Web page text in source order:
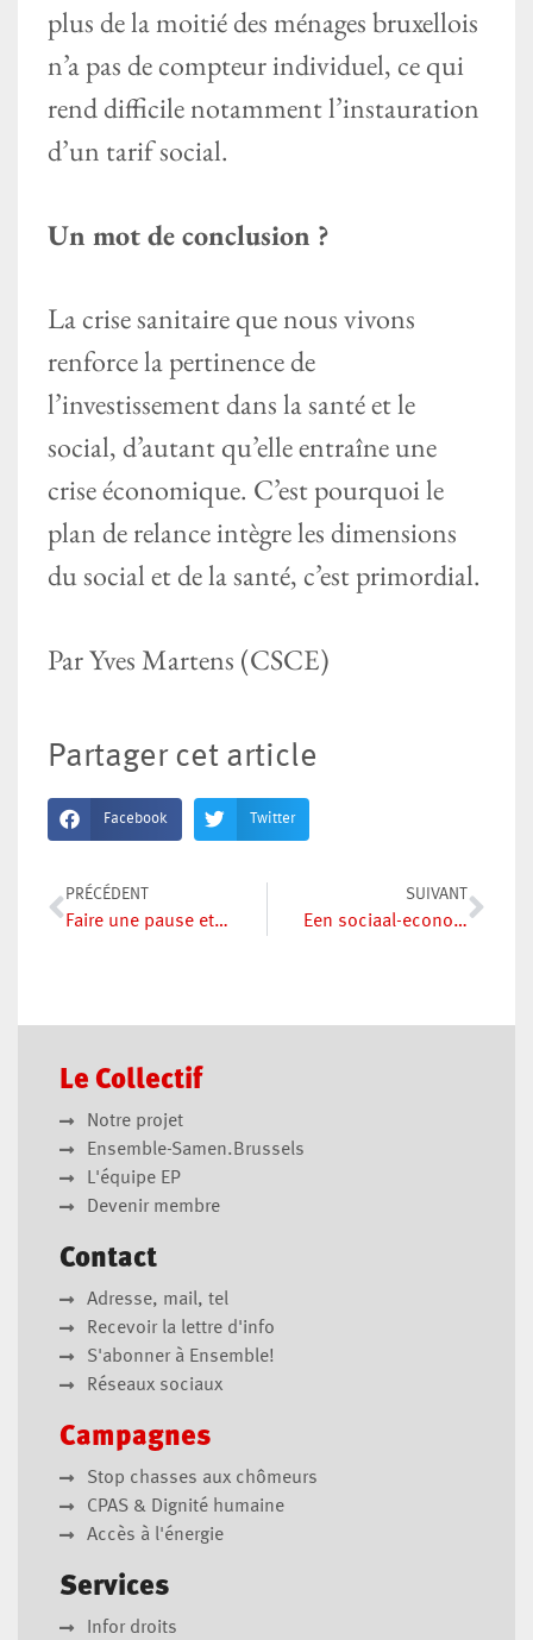
plus de la moitié des ménages bruxellois
n’a pas de compteur individuel, ce qui
rend difficile notamment l’instauration
d’un tarif social.
Un mot de conclusion ?
La crise sanitaire que nous vivons
renforce la pertinence de
l’investissement dans la santé et le
social, d’autant qu’elle entraîne une
crise économique. C’est pourquoi le
plan de relance intègre les dimensions
du social et de la santé, c’est primordial.
Par Yves Martens (CSCE)
Partager cet article
Facebook Twitter
PRÉCÉDENT
Faire une pause et améliorer le Forem
SUIVANT
Een sociaal-economische, territoriale en ecologische diagnose in tijden van Corona
Le Collectif
Notre projet
Ensemble-Samen.Brussels
L'équipe EP
Devenir membre
Contact
Adresse, mail, tel
Recevoir la lettre d'info
S'abonner à Ensemble!
Réseaux sociaux
Campagnes
Stop chasses aux chômeurs
CPAS & Dignité humaine
Accès à l'énergie
Services
Infor droits